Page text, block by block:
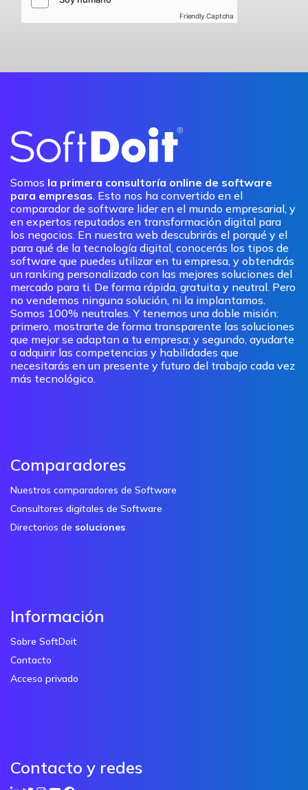
Friendly Captcha
Somos la primera consultoría online de software
para empresas. Esto nos ha convertido en el
comparador de software lider en el mundo empresarial, y
en expertos reputados en transformación digital para
los negocios. En nuestra web descubrirás el porqué y el
para qué de la tecnología digital, conocerás los tipos de
software que puedes utilizar en tu empresa, y obtendrás
un ranking personalizado con las mejores soluciones del
mercado para ti. De forma rápida, gratuita y neutral. Pero
no vendemos ninguna solución, ni la implantamos.
Somos 100% neutrales. Y tenemos una doble misión:
primero, mostrarte de forma transparente las soluciones
que mejor se adaptan a tu empresa; y segundo, ayudarte
a adquirir las competencias y habilidades que
necesitarás en un presente y futuro del trabajo cada vez
más tecnológico.
Comparadores
Nuestros comparadores de Software
Consultores digitales de Software
Directorios de soluciones
Información
Sobre SoftDoit
Contacto
Acceso privado
Contacto y redes